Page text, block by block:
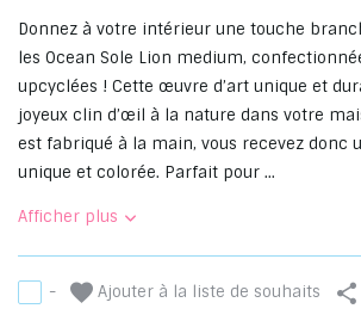
Donnez à votre intérieur une touche
les Ocean Sole Lion medium,
upcyclées ! Cette œuvre d’art unique et
joyeux clin d’œil à la nature dans votre
est fabriqué à la main, vous recevez donc
unique et colorée. Parfait pour ...
Afficher plus
- Ajouter à la liste de souhaits